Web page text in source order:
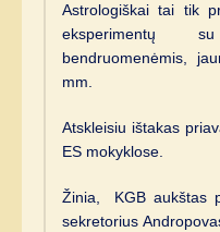
Astrologiškai tai tik
eksperimentų
bendruomenėmis,
mm.
Atskleisiu ištakas
ES mokyklose.
Žinia, KGB aukštas
sekretorius